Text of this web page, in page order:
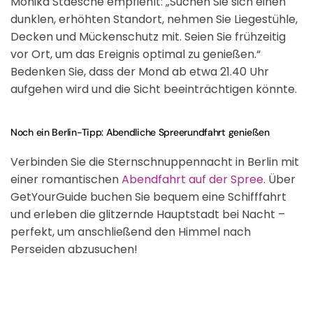
dunklen, erhöhten Standort, nehmen Sie Liegestühle,
Decken und Mückenschutz mit. Seien Sie frühzeitig
vor Ort, um das Ereignis optimal zu genießen.“
Bedenken Sie, dass der Mond ab etwa 21.40 Uhr
aufgehen wird und die Sicht beeinträchtigen könnte.
Noch ein Berlin-Tipp: Abendliche Spreerundfahrt genießen
Verbinden Sie die Sternschnuppennacht in Berlin mit
einer romantischenAbendfahrt auf der Spree. Über
GetYourGuide buchen Sie bequem eine Schifffahrt
und erleben die glitzernde Hauptstadt bei Nacht –
perfekt, um anschließend den Himmel nach
Perseiden abzusuchen!